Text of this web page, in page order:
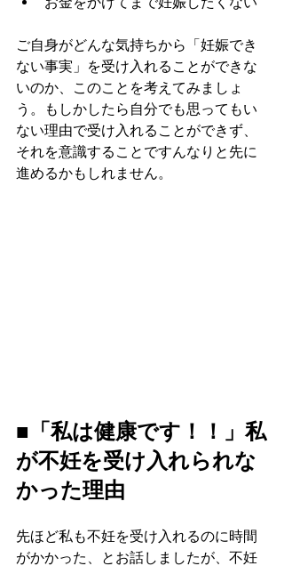
ご自身がどんな気持ちから「妊娠でき
ない事実」を受け入れることができな
いのか、このことを考えてみましょ
う。もしかしたら自分でも思ってもい
ない理由で受け入れることができず、
それを意識することですんなりと先に
進めるかもしれません。
■「私は健康です！！」私
が不妊を受け入れられな
かった理由
先ほど私も不妊を受け入れるのに時間
がかかった、とお話しましたが、不妊